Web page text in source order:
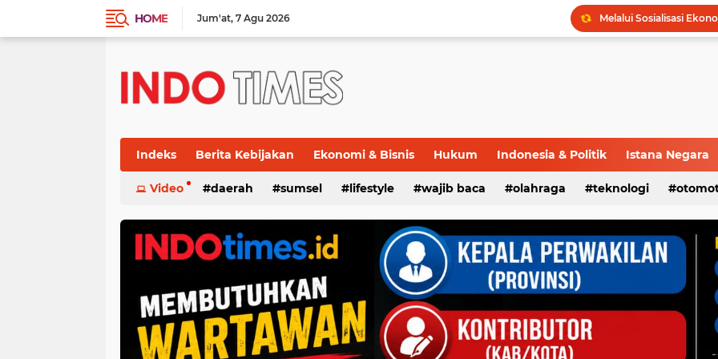
HOME Jum'at 7 Agu 2026
Indeks Berita Kebijakan Ekonomi & Bisnis Hukum Indonesia & Politik Istana Negara
Video daerah sumsel lifestyle wajib baca olahraga teknologi